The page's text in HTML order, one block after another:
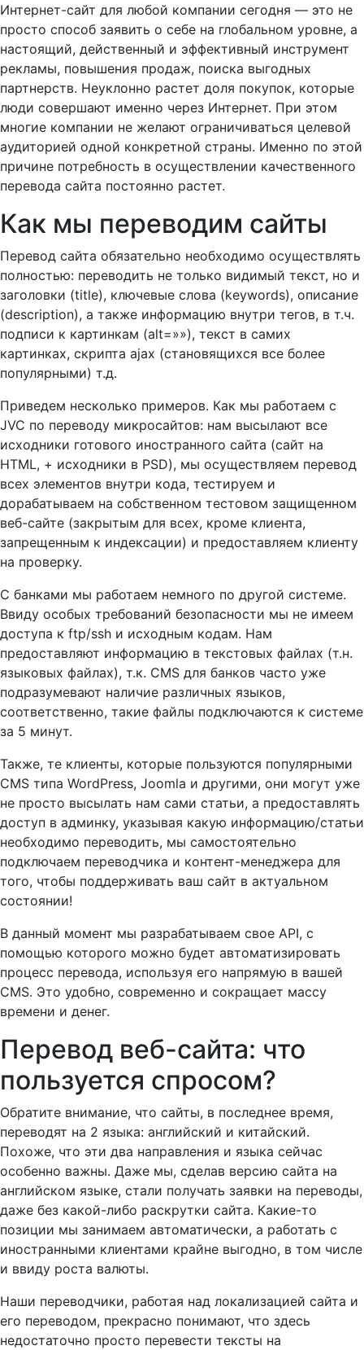
Интернет-сайт для любой компании сегодня — это не
просто способ заявить о себе на глобальном уровне, а
настоящий, действенный и эффективный инструмент
рекламы, повышения продаж, поиска выгодных
партнерств. Неуклонно растет доля покупок, которые
люди совершают именно через Интернет. При этом
многие компании не желают ограничиваться целевой
аудиторией одной конкретной страны. Именно по этой
причине потребность в осуществлении качественного
перевода сайта постоянно растет.
Как мы переводим сайты
Перевод сайта обязательно необходимо осуществлять
полностью: переводить не только видимый текст, но и
заголовки (title), ключевые слова (keywords), описание
(description), а также информацию внутри тегов, в т.ч.
подписи к картинкам (alt=»»), текст в самих
картинках, скрипта ajax (становящихся все более
популярными) т.д.
Приведем несколько примеров. Как мы работаем с
JVC по переводу микросайтов: нам высылают все
исходники готового иностранного сайта (сайт на
HTML, + исходники в PSD), мы осуществляем перевод
всех элементов внутри кода, тестируем и
дорабатываем на собственном тестовом защищенном
веб-сайте (закрытым для всех, кроме клиента,
запрещенным к индексации) и предоставляем клиенту
на проверку.
С банками мы работаем немного по другой системе.
Ввиду особых требований безопасности мы не имеем
доступа к ftp/ssh и исходным кодам. Нам
предоставляют информацию в текстовых файлах (т.н.
языковых файлах), т.к. CMS для банков часто уже
подразумевают наличие различных языков,
соответственно, такие файлы подключаются к системе
за 5 минут.
Также, те клиенты, которые пользуются популярными
CMS типа WordPress, Joomla и другими, они могут уже
не просто высылать нам сами статьи, а предоставлять
доступ в админку, указывая какую информацию/статьи
необходимо переводить, мы самостоятельно
подключаем переводчика и контент-менеджера для
того, чтобы поддерживать ваш сайт в актуальном
состоянии!
В данный момент мы разрабатываем свое API, с
помощью которого можно будет автоматизировать
процесс перевода, используя его напрямую в вашей
CMS. Это удобно, современно и сокращает массу
времени и денег.
Перевод веб-сайта: что
пользуется спросом?
Обратите внимание, что сайты, в последнее время,
переводят на 2 языка: английский и китайский.
Похоже, что эти два направления и языка сейчас
особенно важны. Даже мы, сделав версию сайта на
английском языке, стали получать заявки на переводы,
даже без какой-либо раскрутки сайта. Какие-то
позиции мы занимаем автоматически, а работать с
иностранными клиентами крайне выгодно, в том числе
и ввиду роста валюты.
Наши переводчики, работая над локализацией сайта и
его переводом, прекрасно понимают, что здесь
недостаточно просто перевести тексты на